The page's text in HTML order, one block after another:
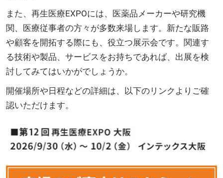
また、再生医療EXPOには、医薬品メーカーや研究機
関、医療従事者の方々が多数来場します。新たな販路
や顧客を開拓する際にも、役立つ展示会です。関連す
る技術や製品、サービスをお持ちであれば、出展を検
討してみてはいかがでしょうか。
開催場所や日程などの詳細は、以下のリンクよりご確
認いただけます。